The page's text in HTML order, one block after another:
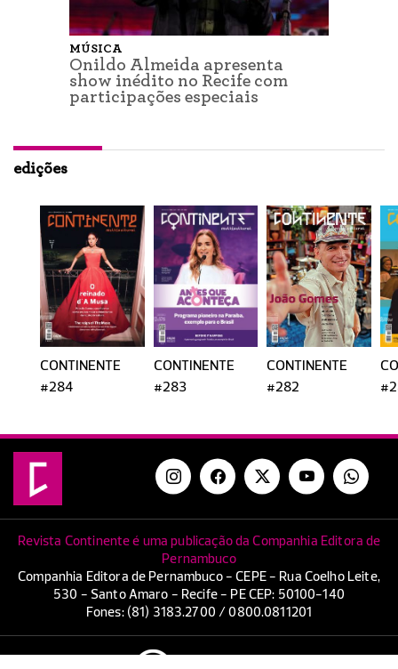
MÚSICA
Onildo Almeida apresenta
show inédito no Recife com
participações especiais
edições
CONTINENTE
#284
CONTINENTE
#283
CONTINENTE
#282
Revista Continente é uma publicação da Companhia Editora de
Pernambuco
Companhia Editora de Pernambuco - CEPE - Rua Coelho Leite,
530 - Santo Amaro - Recife - PE CEP: 50100-140
Fones: (81) 3183.2700 / 0800.0811201